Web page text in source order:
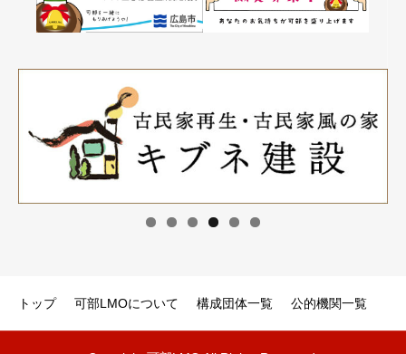
トップ 可部LMOについて 構成団体一覧 公的機関一覧